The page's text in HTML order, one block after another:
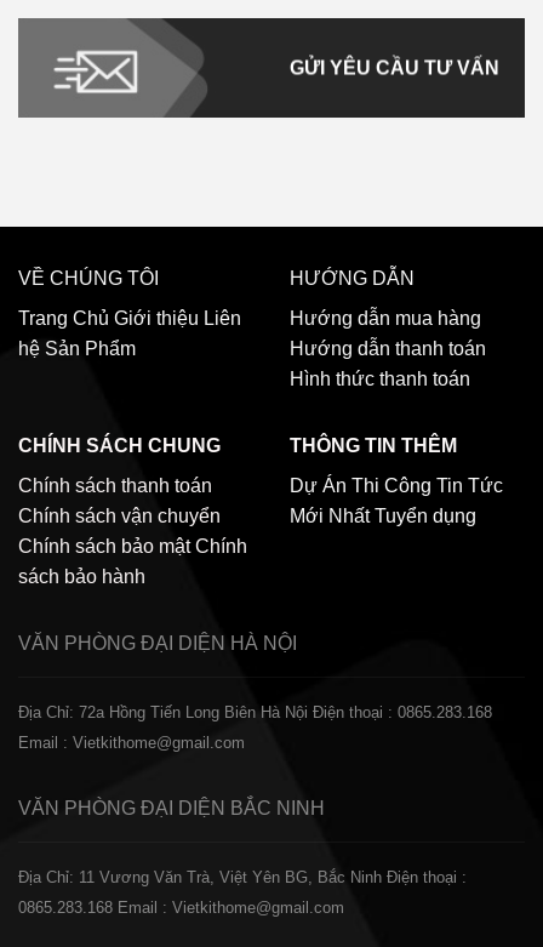
GỬI YÊU CẦU TƯ VẤN
VỀ CHÚNG TÔI
Trang Chủ Giới thiệu Liên
hệ Sản Phẩm
HƯỚNG DẪN
Hướng dẫn mua hàng
Hướng dẫn thanh toán
Hình thức thanh toán
CHÍNH SÁCH CHUNG
Chính sách thanh toán
Chính sách vận chuyển
Chính sách bảo mật Chính
sách bảo hành
THÔNG TIN THÊM
Dự Án Thi Công Tin Tức
Mới Nhất Tuyển dụng
VĂN PHÒNG ĐẠI DIỆN HÀ NỘI
Địa Chỉ: 72a Hồng Tiến Long Biên Hà Nội Điện thoại : 0865.283.168
Email : Vietkithome@gmail.com
VĂN PHÒNG ĐẠI DIỆN BẮC NINH
Địa Chỉ: 11 Vương Văn Trà, Việt Yên BG, Bắc Ninh Điện thoại :
0865.283.168 Email : Vietkithome@gmail.com